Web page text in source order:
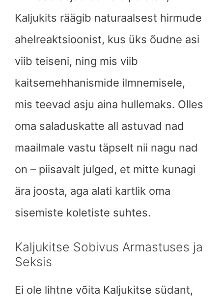
Kaljukits räägib naturaalsest hirmude
ahelreaktsioonist, kus üks õudne asi
viib teiseni, ning mis viib
kaitsemehhanismide ilmnemisele,
mis teevad asju aina hullemaks. Olles
oma saladuskatte all astuvad nad
maailmale vastu täpselt nii nagu nad
on – piisavalt julged, et mitte kunagi
ära joosta, aga alati kartlik oma
sisemiste koletiste suhtes.
Kaljukitse Sobivus Armastuses ja
Seksis
Ei ole lihtne võita Kaljukitse südant,